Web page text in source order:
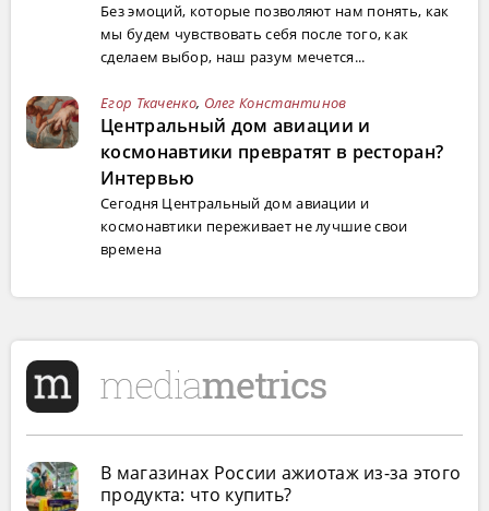
Без эмоций, которые позволяют нам понять, как
мы будем чувствовать себя после того, как
сделаем выбор, наш разум мечется...
Егор Ткаченко, Олег Константинов
Центральный дом авиации и
космонавтики превратят в ресторан?
Интервью
Сегодня Центральный дом авиации и
космонавтики переживает не лучшие свои
времена
В магазинах России ажиотаж из-за этого
продукта: что купить?